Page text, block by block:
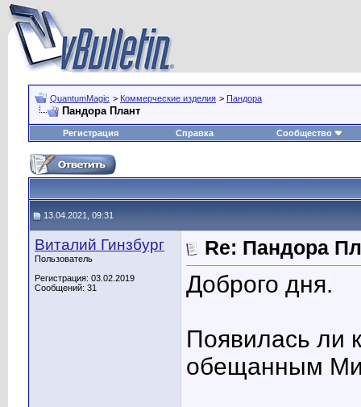
QuantumMagic > Коммерческие изделия > Пандора
Пандора Плант
Регистрация Справка Сообщество
13.04.2021, 09:31
Виталий Гинзбург
Пользователь
Регистрация: 03.02.2019
Сообщений: 31
Re: Пандора
Доброго дня.
Появилась ли
обещанным